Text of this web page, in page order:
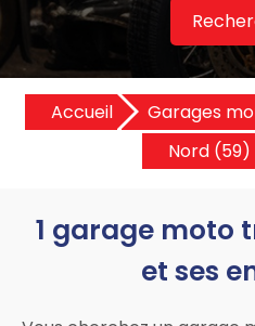
Accueil Garages
Nord (59)
1 garage moto
et ses